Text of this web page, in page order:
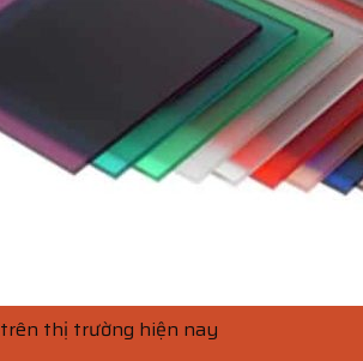
trên thị trường hiện nay